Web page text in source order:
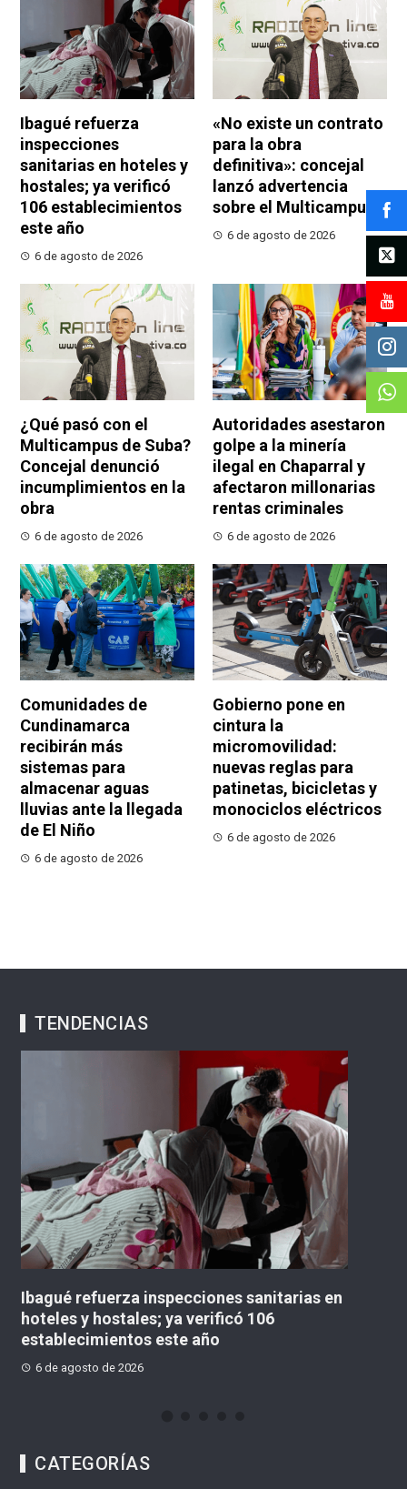
Ibagué refuerza
inspecciones
sanitarias en hoteles y
hostales; ya verificó
106 establecimientos
este año
6 de agosto de 2026
«No existe un contrato
para la obra
definitiva»: concejal
lanzó advertencia
sobre el Multicampus
6 de agosto de 2026
¿Qué pasó con el
Multicampus de Suba?
Concejal denunció
incumplimientos en la
obra
6 de agosto de 2026
Autoridades asestaron
golpe a la minería
ilegal en Chaparral y
afectaron millonarias
rentas criminales
6 de agosto de 2026
Comunidades de
Cundinamarca
recibirán más
sistemas para
almacenar aguas
lluvias ante la llegada
de El Niño
6 de agosto de 2026
Gobierno pone en
cintura la
micromovilidad:
nuevas reglas para
patinetas, bicicletas y
monociclos eléctricos
6 de agosto de 2026
TENDENCIAS
Ibagué refuerza inspecciones sanitarias en
hoteles y hostales; ya verificó 106
establecimientos este año
6 de agosto de 2026
CATEGORÍAS